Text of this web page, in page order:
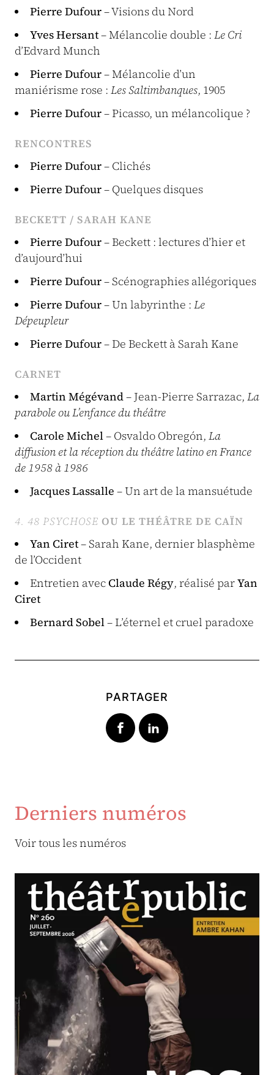
Pierre Dufour– Visions du Nord
Yves Hersant– Mélancolie double : Le Cri
d’Edvard Munch
Pierre Dufour– Mélancolie d’un
maniérisme rose : Les Saltimbanques, 1905
Pierre Dufour– Picasso, un mélancolique ?
RENCONTRES
Pierre Dufour– Clichés
Pierre Dufour– Quelques disques
BECKETT / SARAH KANE
Pierre Dufour– Beckett : lectures d’hier et
d’aujourd’hui
Pierre Dufour– Scénographies allégoriques
Pierre Dufour– Un labyrinthe : Le
Dépeupleur
Pierre Dufour– De Beckett à Sarah Kane
CARNET
Martin Mégévand– Jean-Pierre Sarrazac, La
parabole ou L’enfance du théâtre
Carole Michel– Osvaldo Obregón, La
diffusion et la réception du théâtre latino en France
de 1958 à 1986
Jacques Lassalle – Un art de la mansuétude
4. 48 PSYCHOSE OU LE THÉÂTRE DE CAÏN
Yan Ciret– Sarah Kane, dernier blasphème
de l’Occident
Entretien avecClaude Régy, réalisé parYan
Ciret
Bernard Sobel– L’éternel et cruel paradoxe
PARTAGER
Derniers numéros
Voir tous les numéros